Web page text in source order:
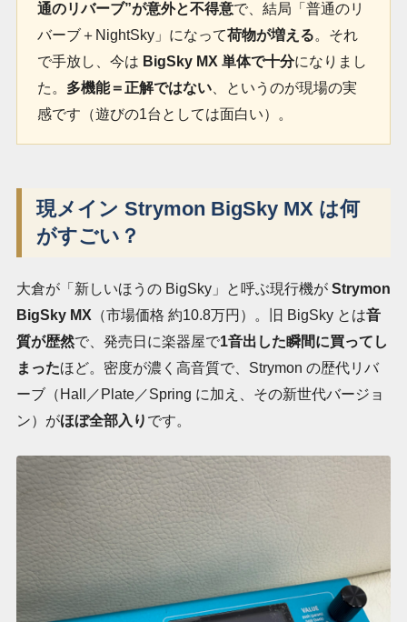
通のリバーブ”が意外と不得意で、結局「普通のリ
バーブ＋NightSky」になって荷物が増える。それ
で手放し、今は BigSky MX 単体で十分になりまし
た。 多機能＝正解ではない、というのが現場の実
感です（遊びの1台としては面白い）。
現メイン Strymon BigSky MX は何
がすごい？
大倉が「新しいほうの BigSky」と呼ぶ現行機が Strymon
BigSky MX （市場価格 約10.8万円）。旧 BigSky とは音
質が歴然で、発売日に楽器屋で1音出した瞬間に買ってし
まったほど。密度が濃く高音質で、Strymon の歴代リバ
ーブ（Hall／Plate／Spring に加え、その新世代バージョ
ン）がほぼ全部入り です。